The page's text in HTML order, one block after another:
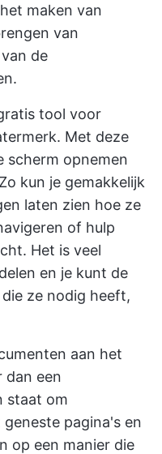
maken van
van
de
tool voor
Met deze
scherm opnemen
kun je gemakkelijk
laten zien hoe ze
of hulp
Het is veel
en je kunt de
ze nodig heeft,
aan het
dan een
staat om
pagina's en
op een manier die